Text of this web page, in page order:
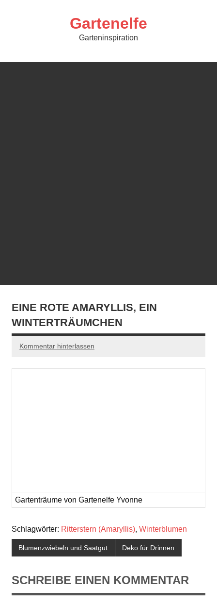
Gartenelfe
Garteninspiration
EINE ROTE AMARYLLIS, EIN
WINTERTRÄUMCHEN
Kommentar hinterlassen
Gartenträume von Gartenelfe Yvonne
Schlagwörter: Ritterstern (Amaryllis), Winterblumen
Blumenzwiebeln und Saatgut Deko für Drinnen
SCHREIBE EINEN KOMMENTAR